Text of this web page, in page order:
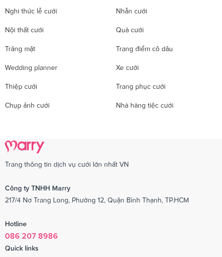
Nghi thức lễ cưới Nhẫn cưới
Nội thất cưới Quà cưới
Trăng mật Trang điểm cô dâu
Wedding planner Xe cưới
Thiệp cưới Trang phục cưới
Chụp ảnh cưới Nhà hàng tiệc cưới
Trang thông tin dịch vụ cưới lớn nhất VN
Công ty TNHH Marry
217/4 Nơ Trang Long, Phường 12, Quận Bình Thạnh, TP.HCM
Hotline
086 207 8986
Quick links